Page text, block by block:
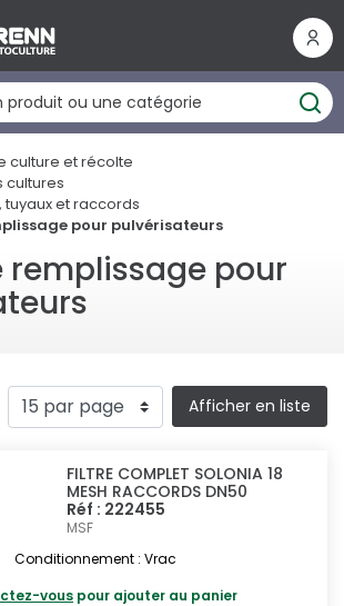
culture et récolte
cultures
tuyaux et raccords
pour pulvérisateurs
remplissage pour
Afficher en liste
FILTRE COMPLET SOLONIA 18
MESH RACCORDS DN50
Réf : 222455
MSF
Conditionnement : Vrac
vous pour ajouter au panier